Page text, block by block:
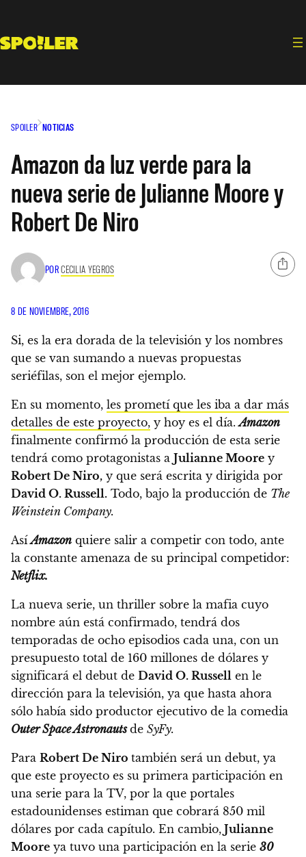
contenido
SPOILER NOTICIAS
Amazon da luz verde para la
nueva serie de Julianne Moore y
Robert De Niro
PORCECILIA YEGROS
8 DE NOVIEMBRE, 2016
Si, es la era dorada de la televisión y los nombres
que se van sumando a nuevas propuestas
seriéfilas, son el mejor ejemplo.
En su momento, les prometí que les iba a dar más
detalles de este proyecto, y hoy es el día.Amazon
finalmente confirmó la producción de esta serie
tendrá como protagonistas a Julianne Moore y
Robert De Niro, y que será escrita y dirigida por
David O. Russell. Todo, bajo la producción de The
Weinstein Company.
AsíAmazon quiere salir a competir con todo, ante
la constante amenaza de su principal competidor:
Netflix.
La nueva serie, un thriller sobre la mafia cuyo
nombre aún está confirmado, tendrá dos
temporadas de ocho episodios cada una, con un
presupuesto total de 160 millones de dólares y
significará el debut de David O. Russell en le
dirección para la televisión, ya que hasta ahora
sólo había sido productor ejecutivo de la comedia
Outer Space Astronauts de SyFy.
Para Robert De Niro también será un debut, ya
que este proyecto es su primera participación en
una serie para la TV, por la que portales
estadounidenses estiman que cobrará 850 mil
dólares por cada capítulo. En cambio, Julianne
Moore ya tuvo una participación en la serie 30